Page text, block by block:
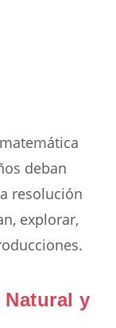
deban
resolución
explorar,
y